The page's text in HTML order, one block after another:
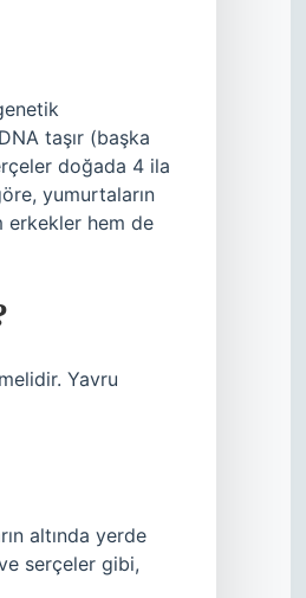
taşır (başka
doğada 4 ila
yumurtaların
erkekler hem de
Yavru
altında yerde
serçeler gibi,